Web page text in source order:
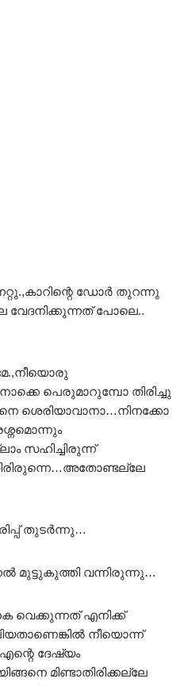
ഡോർ തുറന്നു
വേദനിക്കുന്നത് പോലെ..
പെരുമാറുമ്പോ തിരിച്ചു
ശെരിയാവാനാ…നിനക്കോ
സഹിച്ചിരുന്ന്
തുടർന്നു…
മുട്ടുകുത്തി വന്നിരുന്നു…
വെക്കുന്നത് എനിക്ക്
നീയൊന്ന്
ദേഷ്യം
മിണ്ടാതിരിക്കല്ലേ